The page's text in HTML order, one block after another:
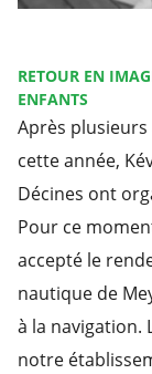
RETOUR EN
ENFANTS
Après
cette année,
Décines ont
Pour ce
accepté le
nautique de
à la navigation.
notre